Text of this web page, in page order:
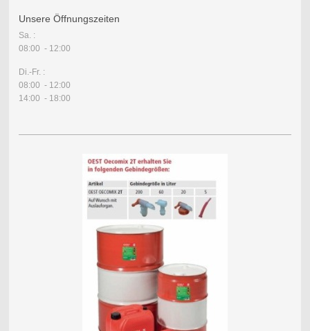
Unsere Öffnungszeiten
Sa. :
08:00 - 12:00
Di.-Fr. :
08:00 - 12:00
14:00 - 18:00